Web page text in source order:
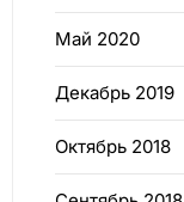
Май 2020
Декабрь 2019
Октябрь 2018